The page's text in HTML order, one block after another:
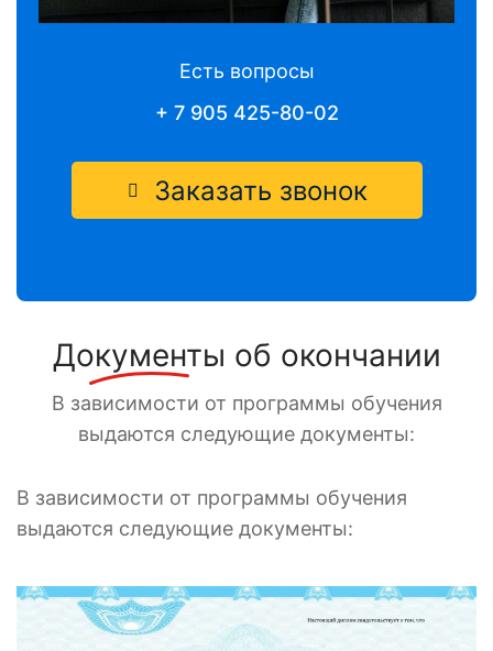
Есть вопросы
+ 7 905 425-80-02
Заказать звонок
Документы об окончании
В зависимости от программы обучения
выдаются следующие документы:
В зависимости от программы обучения
выдаются следующие документы: